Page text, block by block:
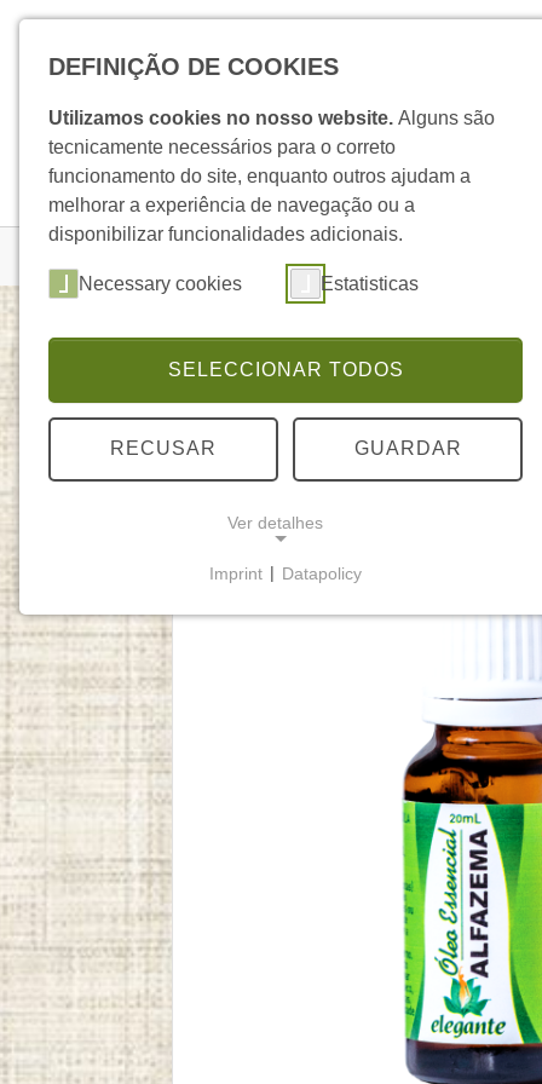
Skip to main navigation
Skip to main content
Skip to page footer
You are here:
Óleo Essencial de Alfazema
ELEGANTE
DEFINIÇÃO DE COOKIES
Utilizamos cookies no nosso website. Alguns são
tecnicamente necessários para o correto
funcionamento do site, enquanto outros ajudam a
melhorar a experiência de navegação ou a
disponibilizar funcionalidades adicionais.
Necessary cookies Estatisticas
SELECCIONAR TODOS
RECUSAR GUARDAR
Ver detalhes
Cookies necessários
básicas e são essenciais para o funcionamento
adequado do website.
Cookie Consent
Name:
cookie_consent
Purpose:
Este cookie armazena as opções
de consentimento selecionadas
pelo utilizador.
Cookie
duration:
Imprint | Datapolicy